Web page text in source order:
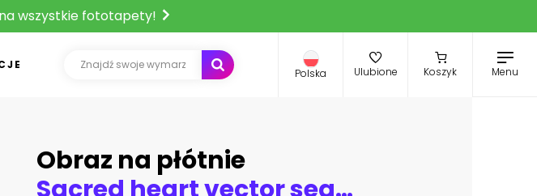
wszystkie fototapety!
Polska Ulubione Koszyk Menu
Obraz na płótnie